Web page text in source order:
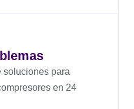
soluciones para
en 24